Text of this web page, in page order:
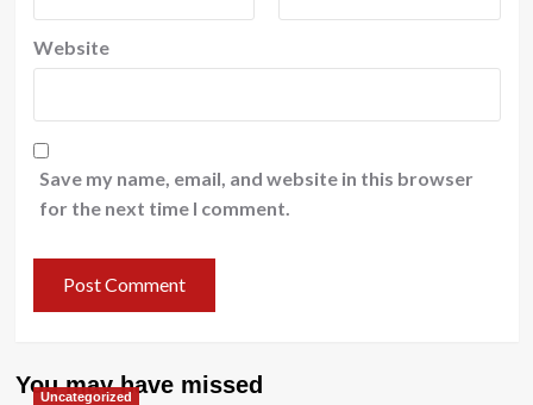
Website
Save my name, email, and website in this browser
for the next time I comment.
You may have missed
Uncategorized